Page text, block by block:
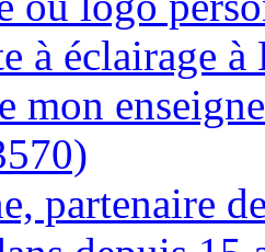
à éclairage
mon
partenaire